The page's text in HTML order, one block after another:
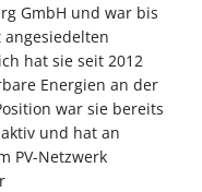
GmbH und war bis
angesiedelten
hat sie seit 2012
Energien an der
war sie bereits
und hat an
PV-Netzwerk